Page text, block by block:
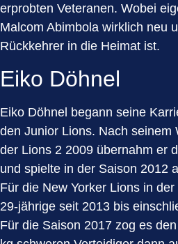
erprobten Veteranen. Wobei
Malcom Abimbola wirklich neu
Rückkehrer in die Heimat ist.
Eiko Döhnel
Eiko Döhnel begann seine
den Junior Lions. Nach seinem
der Lions 2 2009 übernahm er
und spielte in der Saison 2012
Für die New Yorker Lions in
29-jährige seit 2013 bis
Für die Saison 2017 zog es